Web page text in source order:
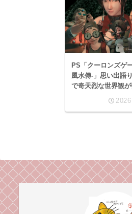
PS「クーロンズゲ
風水傳-」思い出語
で奇天烈な世界観
ぎる、最強の雰囲